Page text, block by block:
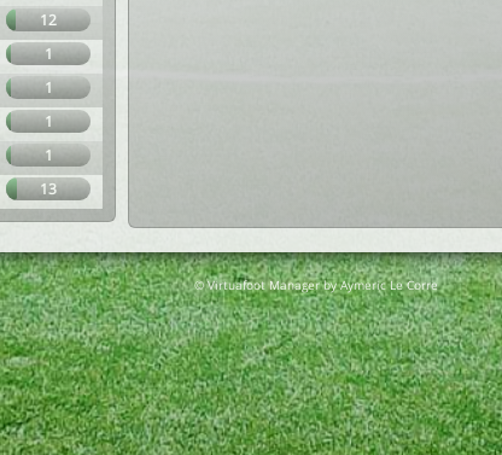
12
1
1
1
1
13
© Virtuafoot Manager by Aymeric Le Corre